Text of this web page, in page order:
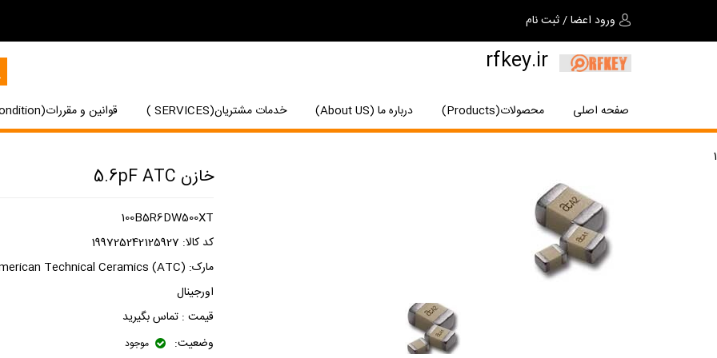
ورود اعضا/ثبت نام
rfkey.ir
صفحه اصلی محصولات(Products) درباره ما (About US) خدمات مشتریان(SERVICES ) قوانین و مقررات(Terms and Condition)
1
خازن 5.6pF ATC
100B5R6DW500XT
کد کالا: 199725242125927
مارک: Technical Ceramics (ATC)
اورجینال
قیمت : تماس بگیرید
وضعیت:
موجود